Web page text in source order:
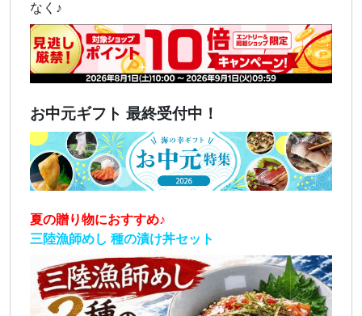
なく♪
お中元ギフト 最終受付中！
夏の贈り物におすすめ♪
三陸漁師めし 種の漬け丼セット